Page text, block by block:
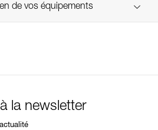
SCORPIO-suivi-FR
de vos équipements
la newsletter